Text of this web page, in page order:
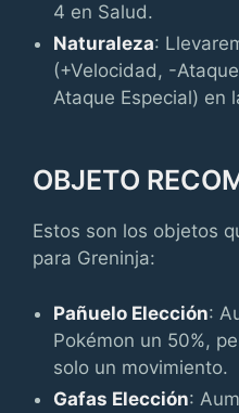
4 en Salud.
Naturaleza:
(+Velocidad, -
Ataque Especial) en
OBJETO
Estos son los objetos
para Greninja:
Pañuelo Elección:
Pokémon un 50%,
solo un movimiento.
Gafas Elección: